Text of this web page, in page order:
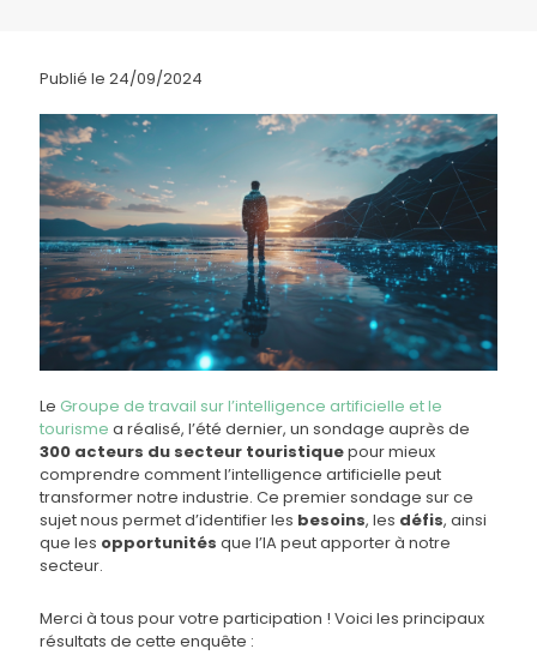
Publié le 24/09/2024
Le Groupe de travail sur l’intelligence artificielle et le
tourisme a réalisé, l’été dernier, un sondage auprès de
300 acteurs du secteur touristiquepour mieux
comprendre comment l’intelligence artificielle peut
transformer notre industrie. Ce premier sondage sur ce
sujet nous permet d’identifier les besoins, les défis, ainsi
que les opportunités que l’IA peut apporter à notre
secteur.
Merci à tous pour votre participation ! Voici les principaux
résultats de cette enquête :